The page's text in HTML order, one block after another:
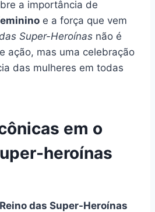
a importância de
e a força que vem
Super-Heroínas não é
ação, mas uma celebração
das mulheres em todas
em o
heroínas
das Super-Heroínas